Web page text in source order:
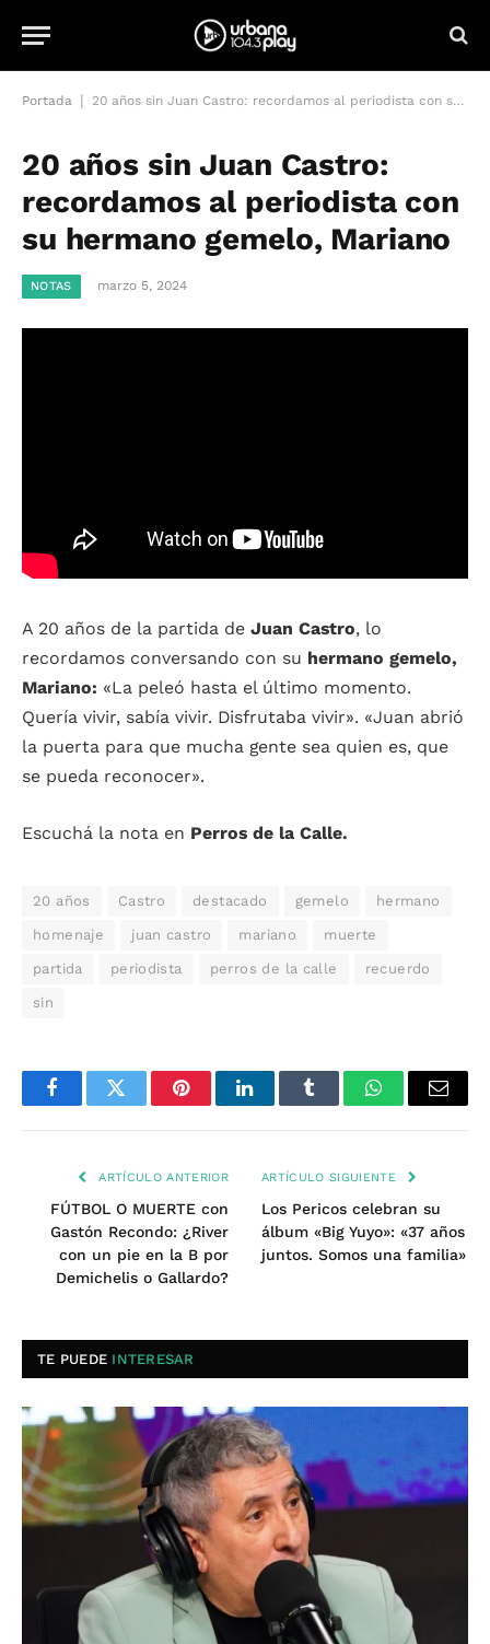
Portada 20 años sin Juan Castro: recordamos al periodista con su hermano gemelo, Mariano
20 años sin Juan Castro:
recordamos al periodista con
su hermano gemelo, Mariano
NOTAS marzo 5, 2024
A 20 años de la partida de Juan Castro, lo
recordamos conversando con su hermano gemelo,
Mariano: «La peleó hasta el último momento.
Quería vivir, sabía vivir. Disfrutaba vivir». «Juan abrió
la puerta para que mucha gente sea quien es, que
se pueda reconocer».
Escuchá la nota en Perros de la Calle.
20 años Castro destacado gemelo hermano
homenaje juan castro mariano muerte
partida periodista perros de la calle recuerdo
sin
FacebookTwitter PinterestLinkedInTumblr WhatsAppEmail
ARTÍCULO ANTERIOR
FÚTBOL O MUERTE con
Gastón Recondo: ¿River
con un pie en la B por
Demichelis o Gallardo?
ARTÍCULO SIGUIENTE
Los Pericos celebran su
álbum «Big Yuyo»: «37 años
juntos. Somos una familia»
TE PUEDE INTERESAR